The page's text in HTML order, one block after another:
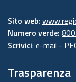
Sito web:
Numero verde:
Scrivici: e-mail -
Trasparenza